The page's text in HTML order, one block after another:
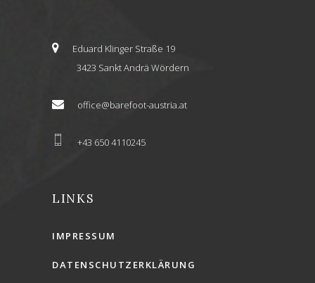
Eduard Klinger Straße 19
3423 Sankt Andrä Wördern
office@barefoot-austria.at
+43 650 4110245
LINKS
IMPRESSUM
DATENSCHUTZERKLÄRUNG